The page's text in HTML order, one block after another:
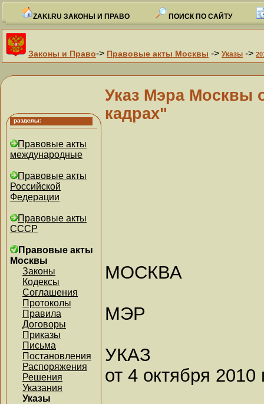
ZAKI.RU ЗАКОНЫ И ПРАВО ПОИСК ПО САЙТУ
Законы и Право-> Правовые акты Москвы -> Указы ->
Правовые акты
международные
Правовые акты
Российской
Федерации
Правовые акты
СССР
Правовые акты
Москвы
Законы
Кодексы
Соглашения
Протоколы
Правила
Договоры
Приказы
Письма
Постановления
Распоряжения
Решения
Указания
Указы
Указ Мэра Москвы
кадрах"
МОСКВА
МЭР
УКАЗ
от 4 октября